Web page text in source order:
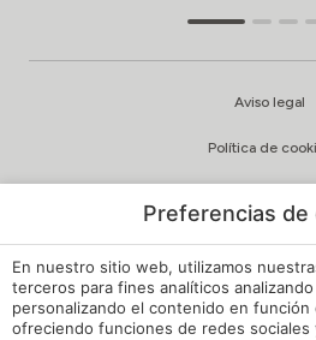
Aviso legal
Política de
Política de Calidad y
Canal de Denuncias
Preferencias de
En nuestro sitio web, utilizamos
terceros para fines analíticos
personalizando el contenido en
ofreciendo funciones de redes sociales